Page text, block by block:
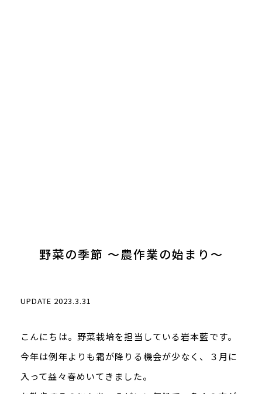
野菜の季節 〜農作業の始まり〜
UPDATE 2023.3.31
こんにちは。野菜栽培を担当している岩本藍です。
今年は例年よりも霜が降りる機会が少なく、３月に
入って益々春めいてきました。